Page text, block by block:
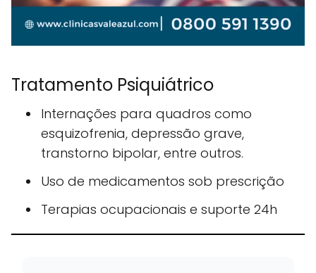
Tratamento Psiquiátrico
Internações para quadros como
esquizofrenia, depressão grave,
transtorno bipolar, entre outros.
Uso de medicamentos sob prescrição
Terapias ocupacionais e suporte 24h